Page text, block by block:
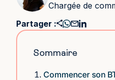
Chargée de
Partager :
Sommaire
Commencer son